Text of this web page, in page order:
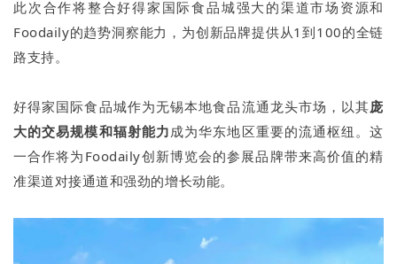
此次合作将整合好得家国际食品城强大的渠道市场资源和
Foodaily的趋势洞察能力，为创新品牌提供从1到100的全链
路支持。
好得家国际食品城作为无锡本地食品流通龙头市场，以其庞
大的交易规模和辐射能力成为华东地区重要的流通枢纽。这
一合作将为Foodaily创新博览会的参展品牌带来高价值的精
准渠道对接通道和强劲的增长动能。